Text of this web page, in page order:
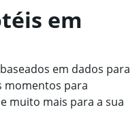
em
em dados para
momentos para
muito mais para a sua